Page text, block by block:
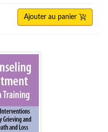
Ajouter au panier